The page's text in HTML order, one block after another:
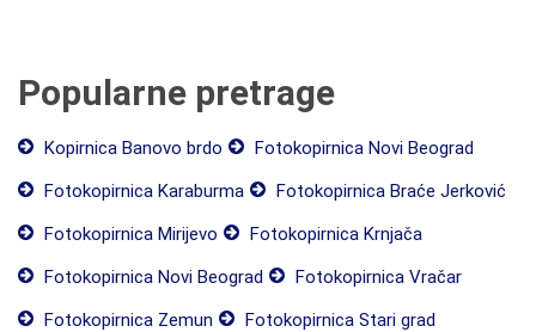
Popularne pretrage
Kopirnica Banovo brdo
Fotokopirnica Novi Beograd
Fotokopirnica Karaburma
Fotokopirnica Braće Jerković
Fotokopirnica Mirijevo
Fotokopirnica Krnjača
Fotokopirnica Novi Beograd
Fotokopirnica Vračar
Fotokopirnica Zemun
Fotokopirnica Stari grad